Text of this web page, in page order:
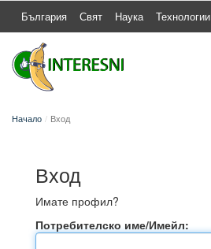
България Свят Наука Технологии
Начало Вход
Вход
Имате профил?
Потребителско име/Имейл: